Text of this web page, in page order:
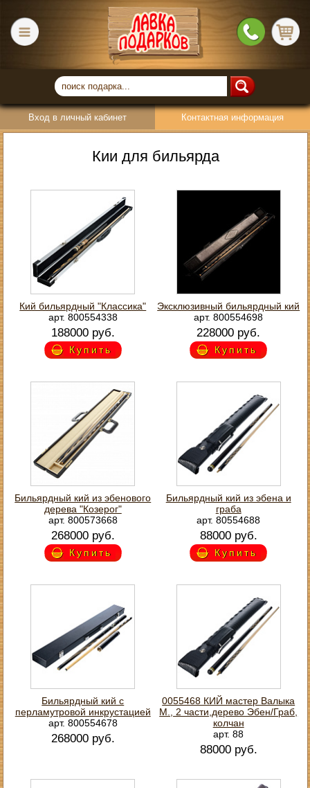
Вход в личный кабинет Контактная информация
Кии для бильярда
Кий бильярдный "Классика"
арт. 800554338
188000 руб.
Купить
Эксклюзивный бильярдный кий
арт. 800554698
228000 руб.
Купить
Бильярдный кий из эбенового
дерева "Козерог"
арт. 800573668
268000 руб.
Купить
Бильярдный кий из эбена и
граба
арт. 80554688
88000 руб.
Купить
Бильярдный кий с
перламутровой инкрустацией
арт. 800554678
268000 руб.
0055468 КИЙ мастер Валыка
М., 2 части,дерево Эбен/Граб,
колчан
арт. 88
88000 руб.